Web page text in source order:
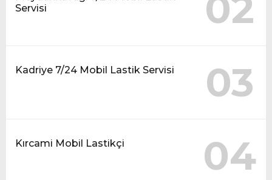
Servisi
Kadriye 7/24 Mobil Lastik Servisi 03
Kırcami Mobil Lastikçi 04